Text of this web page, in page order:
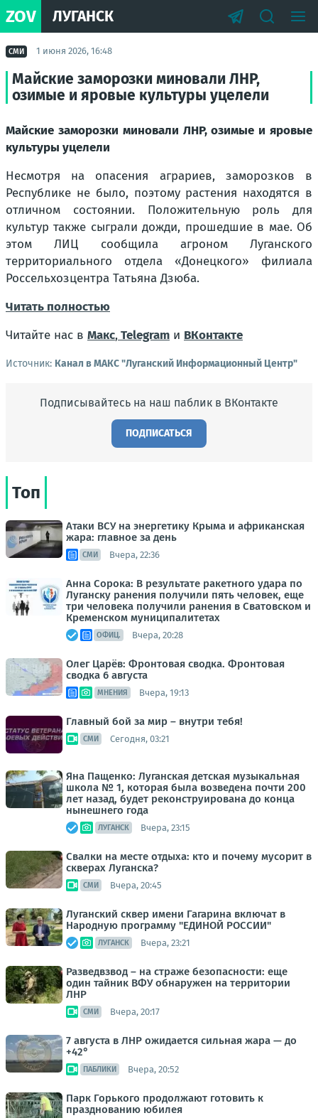
ZOV ЛУГАНСК
СМИ 1 июня 2026, 16:48
Майские заморозки миновали ЛНР,
озимые и яровые культуры уцелели
Майские заморозки миновали ЛНР, озимые и яровые
культуры уцелели
Несмотря на опасения аграриев, заморозков в
Республике не было, поэтому растения находятся в
отличном состоянии. Положительную роль для
культур также сыграли дожди, прошедшие в мае. Об
этом ЛИЦ сообщила агроном Луганского
территориального отдела «Донецкого» филиала
Россельхозцентра Татьяна Дзюба.
Читать полностью
Читайте нас в Макс,Telegram и ВКонтакте
Источник: Канал в МАКС "Луганский Информационный Центр"
Подписывайтесь на наш паблик в ВКонтакте
ПОДПИСАТЬСЯ
Топ
Атаки ВСУ на энергетику Крыма и африканская
жара: главное за день
СМИ Вчера, 22:36
Анна Сорока: В результате ракетного удара по
Луганску ранения получили пять человек, еще
три человека получили ранения в Сватовском и
Кременском муниципалитетах
ОФИЦ. Вчера, 20:28
Олег Царёв: Фронтовая сводка. Фронтовая
сводка 6 августа
МНЕНИЯ Вчера, 19:13
Главный бой за мир – внутри тебя!
СМИ Сегодня, 03:21
Яна Пащенко: Луганская детская музыкальная
школа № 1, которая была возведена почти 200
лет назад, будет реконструирована до конца
нынешнего года
ЛУГАНСК Вчера, 23:15
Свалки на месте отдыха: кто и почему мусорит в
скверах Луганска?
СМИ Вчера, 20:45
Луганский сквер имени Гагарина включат в
Народную программу "ЕДИНОЙ РОССИИ"
ЛУГАНСК Вчера, 23:21
Разведвзвод – на страже безопасности: еще
один тайник ВФУ обнаружен на территории
ЛНР
СМИ Вчера, 20:17
7 августа в ЛНР ожидается сильная жара — до
+42°
ПАБЛИКИ Вчера, 20:52
Парк Горького продолжают готовить к
празднованию юбилея